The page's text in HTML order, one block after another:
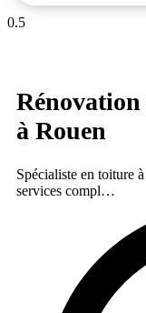
à Rouen
Spécialiste en toiture
services compl…